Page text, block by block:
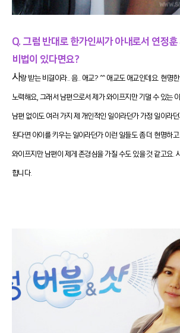
Q. 그럼 반대로 한가인씨가 아내로서 연정
비법이 있다면요?
사랑 받는 비결이라.. 음.. 애교? ^^ 애교도 애교인데요. 현명
노력해요, 그래서 남편으로서 제가 와이프지만 기댈 수 있는
남편 없이도 여러 가지 제 개인적인 일이라던가 가정 일이라
된다면 아이를 키우는 일이라던가 이런 일들도 좀 더 현명하
와이프지만 남편이 제게 존경심을 가질 수도 있을 것 같고요.
합니다.